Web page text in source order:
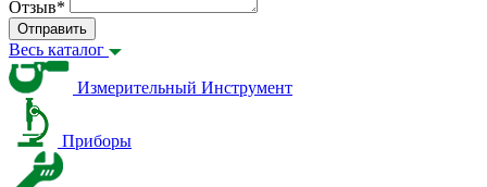
Отзыв*
Отправить
Весь каталог
Измерительный Инструмент
Приборы